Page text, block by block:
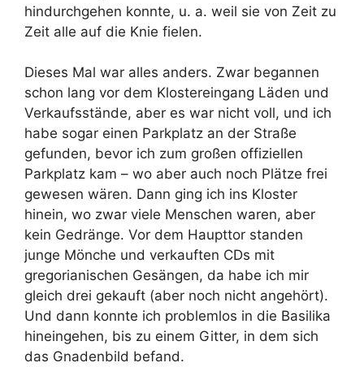
hindurchgehen konnte, u. a. weil sie von Zeit zu
Zeit alle auf die Knie fielen.
Dieses Mal war alles anders. Zwar begannen
schon lang vor dem Klostereingang Läden und
Verkaufsstände, aber es war nicht voll, und ich
habe sogar einen Parkplatz an der Straße
gefunden, bevor ich zum großen offiziellen
Parkplatz kam – wo aber auch noch Plätze frei
gewesen wären. Dann ging ich ins Kloster
hinein, wo zwar viele Menschen waren, aber
kein Gedränge. Vor dem Haupttor standen
junge Mönche und verkauften CDs mit
gregorianischen Gesängen, da habe ich mir
gleich drei gekauft (aber noch nicht angehört).
Und dann konnte ich problemlos in die Basilika
hineingehen, bis zu einem Gitter, in dem sich
das Gnadenbild befand.